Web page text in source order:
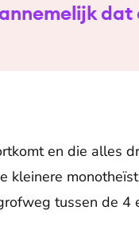
dat
en die alles
kleinere
tussen de 4